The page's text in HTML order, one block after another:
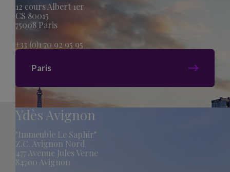
12 cours Albert 1er
CS 80015
75008 Paris
+33 (0)1 70 92 95 95
Paris
Ydès Avignon
"Immeuble Le Saphir"
Z.C. Avignon Nord
477 Avenue Jules Verne
84700 Avignon